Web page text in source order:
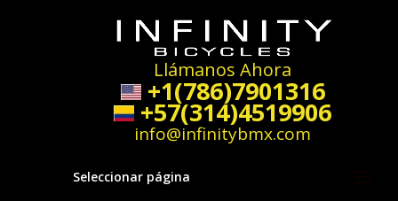
Llámanos Ahora
+1(786)7901316
+57(314)4519906
info@infinitybmx.com
Seleccionar página